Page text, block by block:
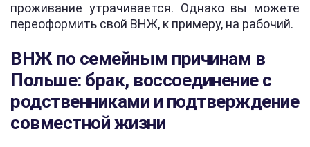
проживание утрачивается. Однако вы можете
переоформить свой ВНЖ, к примеру, на рабочий.
ВНЖ по семейным причинам в
Польше: брак, воссоединение с
родственниками и подтверждение
совместной жизни